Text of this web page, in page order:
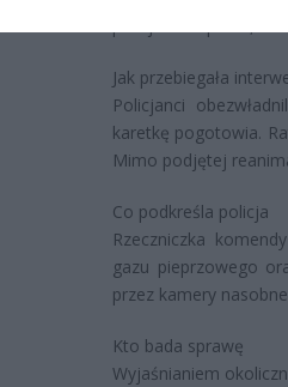
Jak przebiegała
Policjanci
karetkę pogotowia.
Mimo podjętej
Co podkreśla policja
Rzeczniczka
gazu pieprzowego
przez kamery
Kto bada sprawę
Wyjaśnianiem